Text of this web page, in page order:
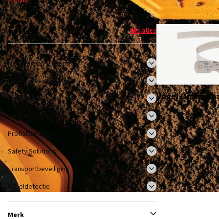
Filter Wis alles
Meetgereedschappen
Lasergereedschappen
Hangsloten
Messen en zagen
Profielcilinders
Safety Solutions
Transportbeveiliging
Kabeldetectie
Merk
Vogel